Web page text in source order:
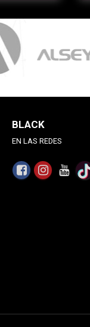
BLACK
EN LAS REDES